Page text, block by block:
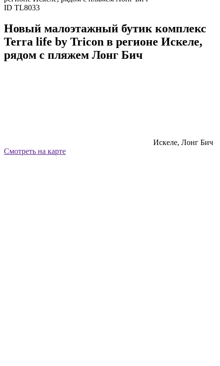
ID TL8033
Новый малоэтажный бутик комплекс
Terra life by Tricon в регионе Искеле,
рядом с пляжем Лонг Бич
Искеле, Лонг Бич
Смотреть на карте